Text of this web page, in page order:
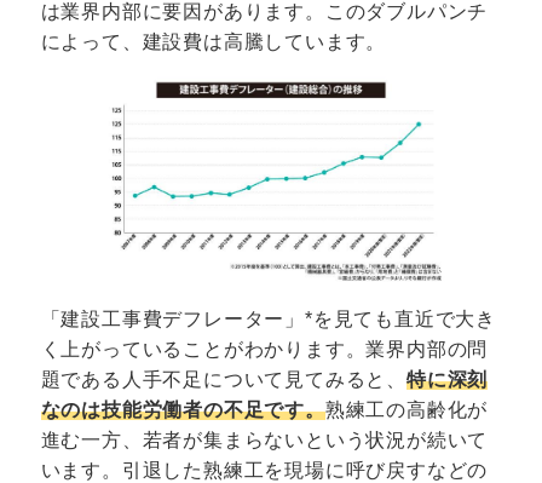
は業界内部に要因があります。このダブルパンチ
によって、建設費は高騰しています。
「建設工事費デフレーター」*を見ても直近で大き
く上がっていることがわかります。業界内部の問
題である人手不足について見てみると、 特に深刻
なのは技能労働者の不足です。熟練工の高齢化が
進む一方、若者が集まらないという状況が続いて
います。引退した熟練工を現場に呼び戻すなどの